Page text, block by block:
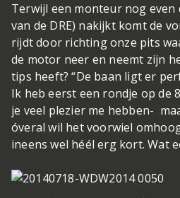
Terwijl een monteur nog
van de DRE) nakijkt komt de
rijdt door richting onze pits
de motor neer en neemt zijn
tips heeft? “De baan ligt er
Ik heb eerst een rondje op de
je veel plezier me hebben-
óveral wil het voorwiel
ineens wel héél erg kort. Wat